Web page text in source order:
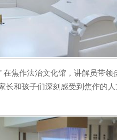
在焦作法治文化馆，讲解员带
长和孩子们深刻感受到焦作的